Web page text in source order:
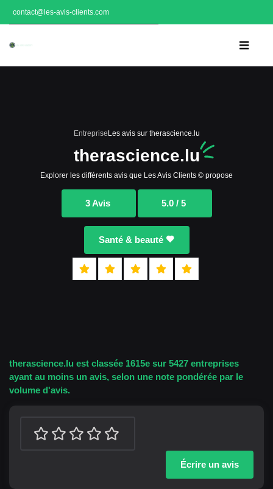
contact@les-avis-clients.com
Entreprise Les avis sur therascience.lu
therascience.lu
Explorer les différents avis que Les Avis Clients © propose
3 Avis 5.0 / 5
Santé & beauté
therascience.lu est classée 1615e sur 5427 entreprises
ayant au moins un avis, selon une note pondérée par le
volume d'avis.
Écrire un avis